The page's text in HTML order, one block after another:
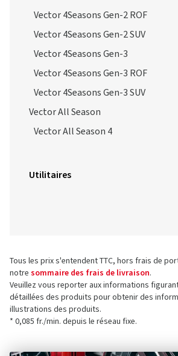
Vector 4Seasons Gen-2 ROF
Vector 4Seasons Gen-2 SUV
Vector 4Seasons Gen-3
Vector 4Seasons Gen-3 ROF
Vector 4Seasons Gen-3 SUV
Vector All Season
Vector All Season 4
Utilitaires
Tous les prix s'entendent TTC, hors frais de
notre sommaire des frais de livraison.
Veuillez vous reporter aux informations
détaillées des produits pour obtenir des
illustrations des produits.
* 0,085 fr./min. depuis le réseau fixe.